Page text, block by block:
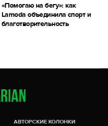
«Помогаю на бегу»: как
Lamoda объединила спорт и
благотворительность
АВТОРСКИЕ КОЛОНКИ